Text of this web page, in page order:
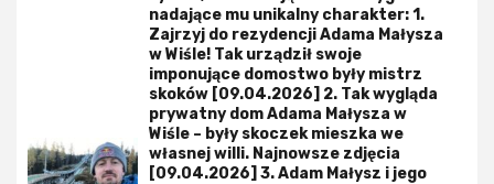
nadające mu unikalny charakter: 1.
Zajrzyj do rezydencji Adama Małysza
w Wiśle! Tak urządził swoje
imponujące domostwo były mistrz
skoków [09.04.2026] 2. Tak wygląda
prywatny dom Adama Małysza w
Wiśle – były skoczek mieszka we
własnej willi. Najnowsze zdjęcia
[09.04.2026] 3. Adam Małysz i jego